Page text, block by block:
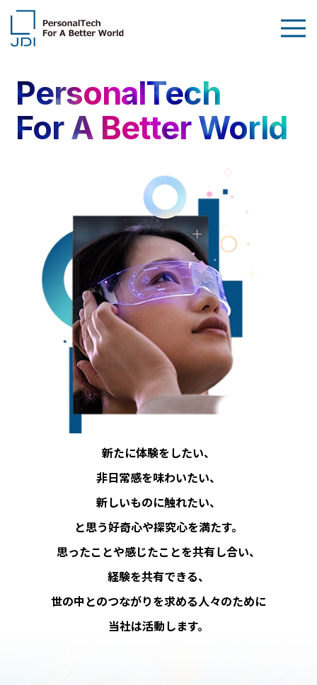
News
お問い合わせ
BEYOND DISPLAY
Japanese English
PersonalTech
For A Better World
新たに体験をしたい、
非日常感を味わいたい、
新しいものに触れたい、
と思う好奇心や探究心を満たす。
思ったことや感じたことを共有し合い、
経験を共有できる、
世の中とのつながりを求める人々のために
当社は活動します。